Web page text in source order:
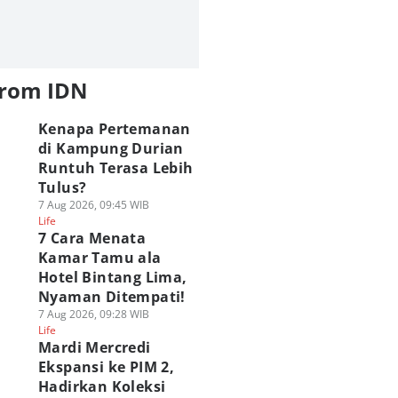
IDN
Kenapa Pertemanan
di Kampung Durian
Runtuh Terasa Lebih
Tulus?
7 Aug 2026, 09:45 WIB
Life
7 Cara Menata
Kamar Tamu ala
Hotel Bintang Lima,
Nyaman Ditempati!
7 Aug 2026, 09:28 WIB
Life
Mardi Mercredi
Ekspansi ke PIM 2,
Hadirkan Koleksi